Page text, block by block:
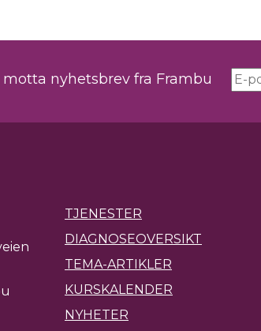
nyhetsbrev fra Frambu
TJENESTER
DIAGNOSEOVERSIKT
TEMA-ARTIKLER
KURSKALENDER
NYHETER